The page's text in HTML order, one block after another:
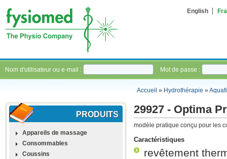
English
Nom d'utilisateur ou e-mail : Mot de passe :
Accueil » Hydrothérapie»
PRODUITS
Appareils de massage
Consommables
Coussins
29927 - Optima
modèle pratique conçu pour les
Caractéristiques
revêtement